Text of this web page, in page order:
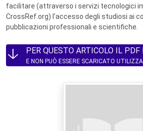
facilitare (attraverso i servizi tecnologici
CrossRef.org) l’accesso degli studiosi ai
pubblicazioni professionali e scientifiche.
PER QUESTO ARTICOLO IL
E NON PUÒ ESSERE SCARICATO